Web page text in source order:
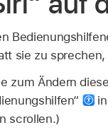
sie zu
zum Ändern
in
scrollen.)